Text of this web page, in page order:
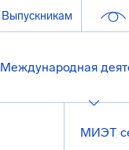
Выпускникам
Международная
МИЭТ